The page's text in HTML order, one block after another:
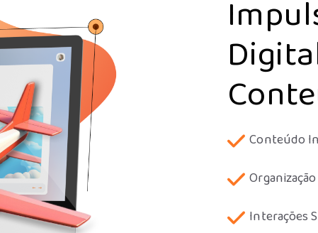
Conteúdo
Interações